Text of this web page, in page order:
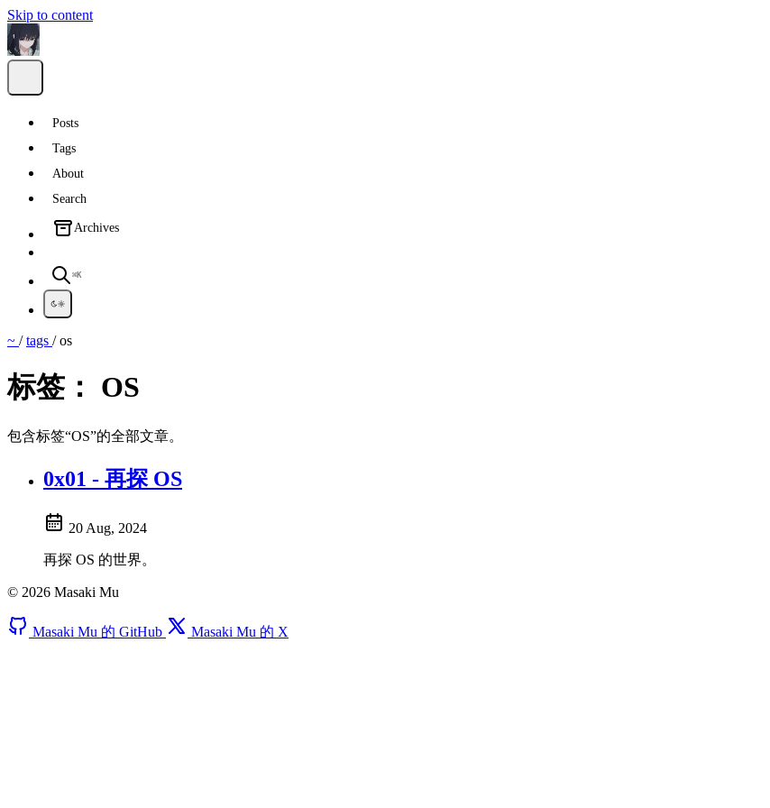
Skip to content
Posts
Tags
About
Search
Archives
⌘K
~ /tags /os
标签： OS
包含标签“OS”的全部文章。
0x01 - 再探 OS
20 Aug, 2024
再探 OS 的世界。
© 2026 Masaki Mu
Masaki Mu 的 GitHub Masaki Mu 的 X